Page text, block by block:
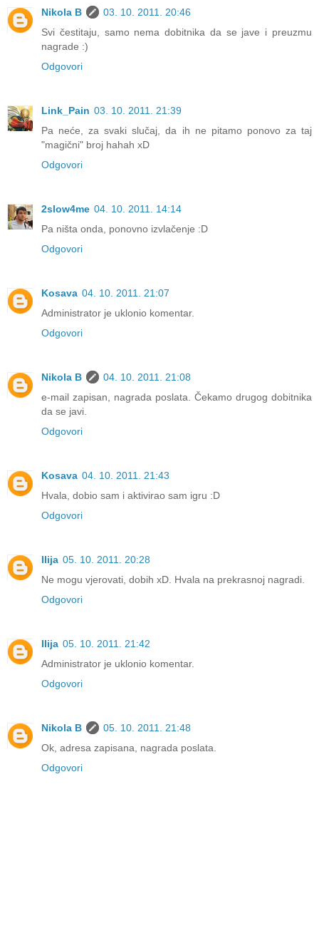
Nikola B
03. 10. 2011. 20:46
Svi čestitaju, samo nema dobitnika da se jave i preuzmu
nagrade :)
Odgovori
Link_Pain 03. 10. 2011. 21:39
Pa neće, za svaki slučaj, da ih ne pitamo ponovo za taj
"magični" broj hahah xD
Odgovori
2slow4me 04. 10. 2011. 14:14
Pa ništa onda, ponovno izvlačenje :D
Odgovori
Kosava 04. 10. 2011. 21:07
Administrator je uklonio komentar.
Odgovori
Nikola B
04. 10. 2011. 21:08
e-mail zapisan, nagrada poslata. Čekamo drugog dobitnika
da se javi.
Odgovori
Kosava 04. 10. 2011. 21:43
Hvala, dobio sam i aktivirao sam igru :D
Odgovori
Ilija 05. 10. 2011. 20:28
Ne mogu vjerovati, dobih xD. Hvala na prekrasnoj nagradi.
Odgovori
Ilija 05. 10. 2011. 21:42
Administrator je uklonio komentar.
Odgovori
Nikola B
05. 10. 2011. 21:48
Ok, adresa zapisana, nagrada poslata.
Odgovori